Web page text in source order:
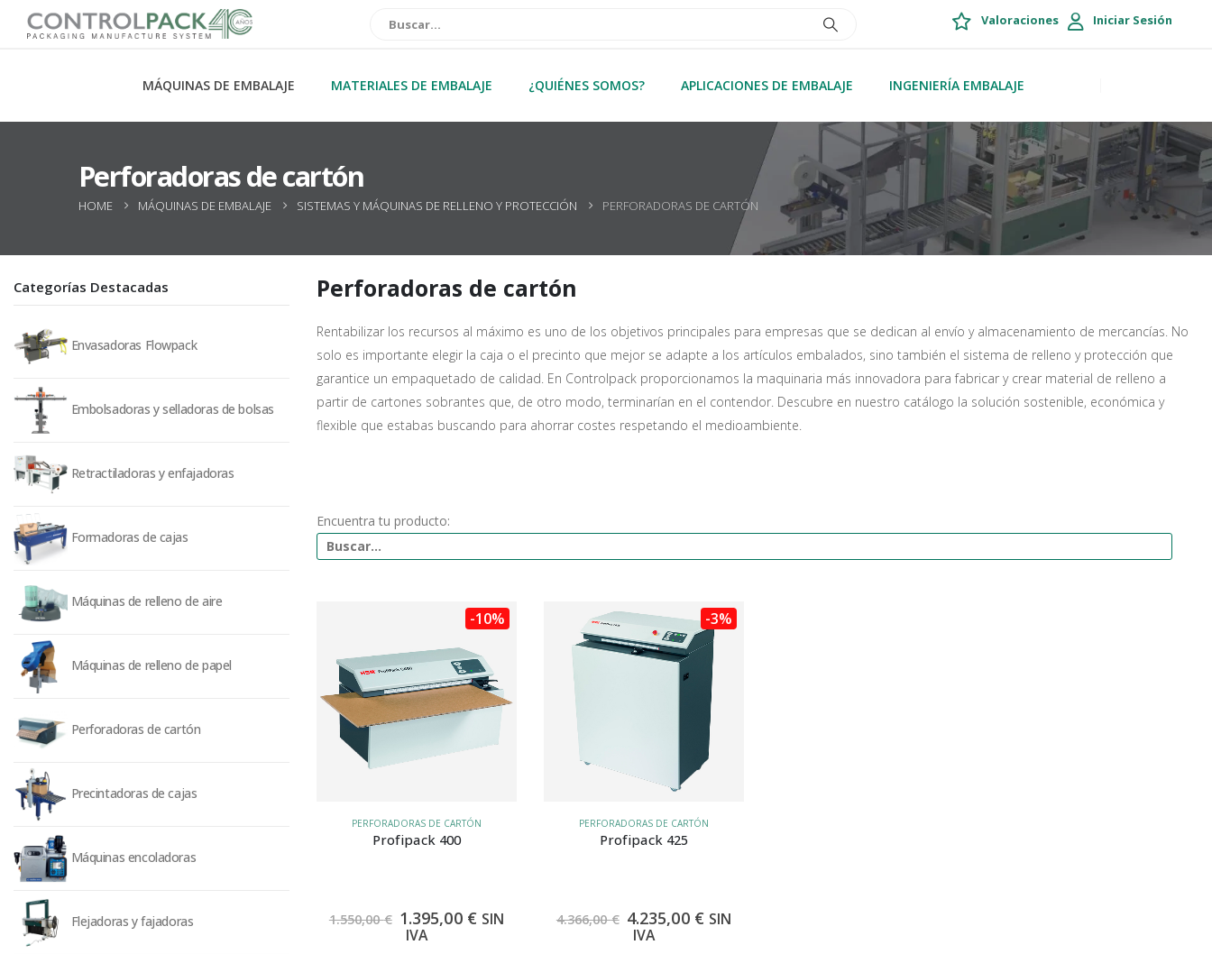
Valoraciones Iniciar Sesión
MÁQUINAS DE EMBALAJE MATERIALES DE EMBALAJE ¿QUIÉNES SOMOS? APLICACIONES DE EMBALAJE INGENIERÍA EMBALAJE
Perforadoras de cartón
HOME MÁQUINAS DE EMBALAJE SISTEMAS Y MÁQUINAS DE RELLENO Y PROTECCIÓN PERFORADORAS DE CARTÓN
Perforadoras de cartón
Rentabilizar los recursos al máximo es uno de los objetivos principales para empresas que se dedican al envío y almacenamiento de mercancías. No
solo es importante elegir la caja o el precinto que mejor se adapte a los artículos embalados, sino también el sistema de relleno y protección que
garantice un empaquetado de calidad. En Controlpack proporcionamos la maquinaria más innovadora para fabricar y crear material de relleno a
partir de cartones sobrantes que, de otro modo, terminarían en el contendor. Descubre en nuestro catálogo la solución sostenible, económica y
flexible que estabas buscando para ahorrar costes respetando el medioambiente.
Encuentra tu producto:
PERFORADORAS DE CARTÓN
Profipack 400
1.550,00€ El
precio
1.395,00 €ElSIN
IVA
-10%
PERFORADORAS DE CARTÓN
Profipack 425
4.366,00€ El
precio
4.235,00 €ElSIN
IVA
-3%
Categorías Destacadas
Envasadoras Flowpack
Embolsadoras y selladoras de bolsas
Retractiladoras y enfajadoras
Formadoras de cajas
Máquinas de relleno de aire
Máquinas de relleno de papel
Perforadoras de cartón
Precintadoras de cajas
Máquinas encoladoras
Flejadoras y fajadoras